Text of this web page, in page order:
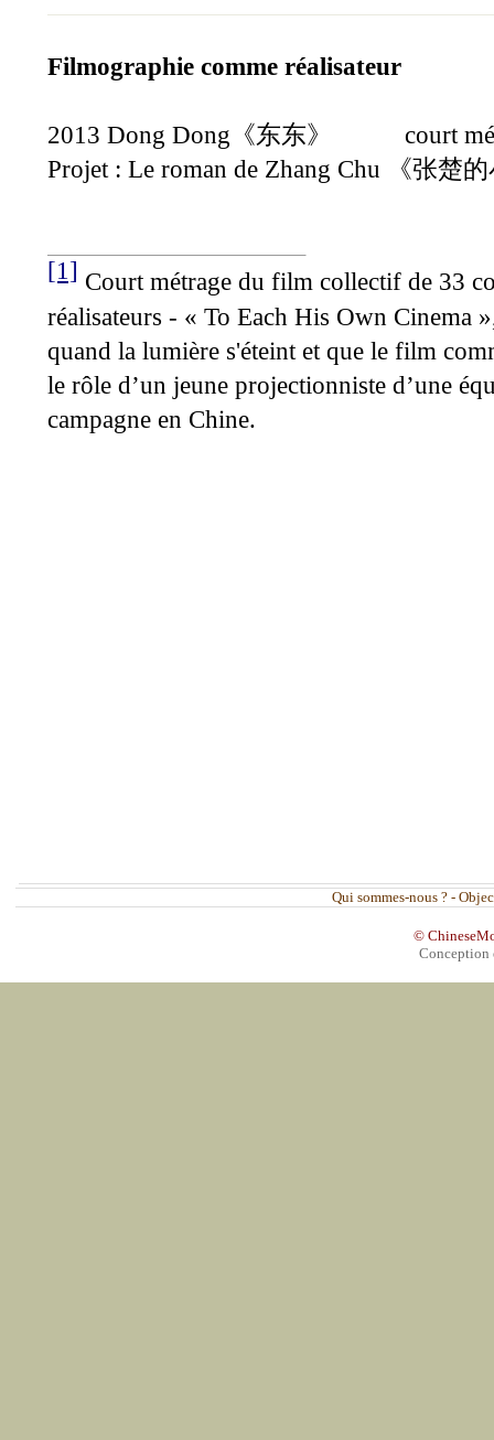
Filmographie comme réalisateur
2013 Dong Dong 《东东》
court
Projet : Le roman de Zhang Chu 《张楚
[1] Court métrage du film collectif de 33
réalisateurs - « To Each His Own Cinema
quand la lumière s'éteint et que le film
le rôle d’un jeune projectionniste d’une
campagne en Chine.
Qui sommes-nous ? -
©
Conception